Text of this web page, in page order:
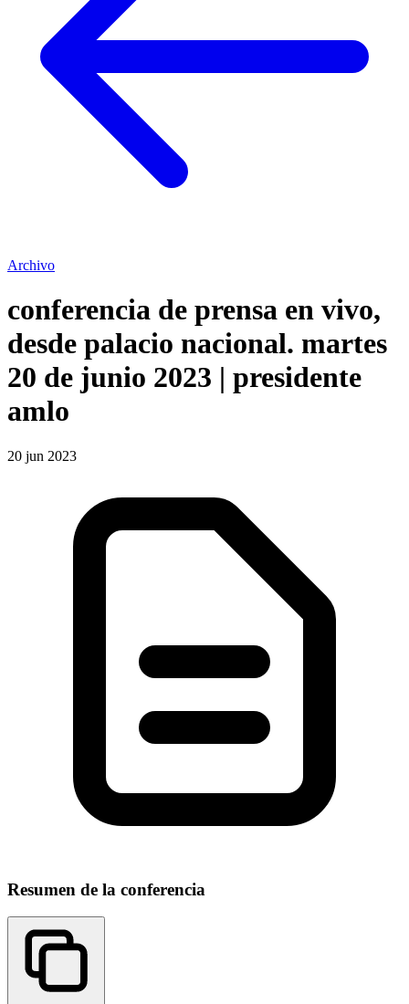
Archivo
conferencia de prensa en vivo,
desde palacio nacional. martes
20 de junio 2023 | presidente
amlo
20 jun 2023
Resumen de la conferencia